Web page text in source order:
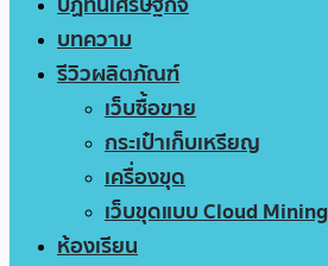
บทความ
รีวิวผลิตภัณฑ์
เว็บซื้อขาย
กระเป๋าเก็บเหรียญ
เครื่องขุด
เว็บขุดแบบ Cloud Mining
ห้องเรียน